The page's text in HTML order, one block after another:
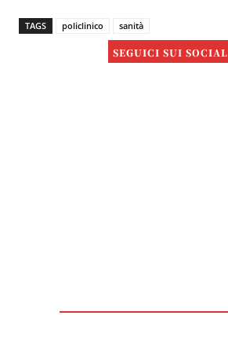
TAGS policlinico sanità
SEGUICI SUI SOCIAL